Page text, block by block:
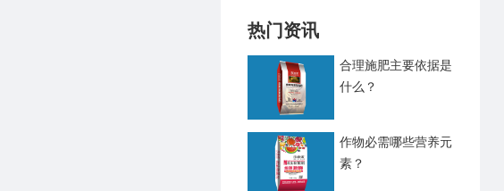
热门资讯
合理施肥主要依据是
什么？
作物必需哪些营养元
素？